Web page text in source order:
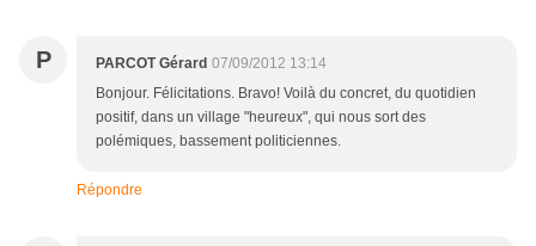
P PARCOT Gérard 07/09/2012 13:14
Bonjour. Félicitations. Bravo! Voilà du concret, du quotidien
positif, dans un village "heureux", qui nous sort des
polémiques, bassement politiciennes.
Répondre